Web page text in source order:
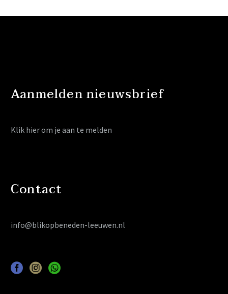
Aanmelden nieuwsbrief
Klik hierom je aan te melden
Contact
info@blikopbeneden-leeuwen.nl